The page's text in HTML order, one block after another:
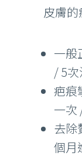
皮膚的
一般
/ 5
疤痕
一次
去除
個月